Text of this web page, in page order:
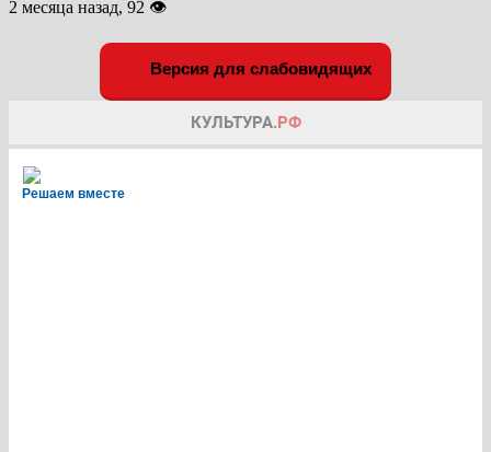
2 месяца назад, 92 👁
Версия для слабовидящих
Решаем вместе